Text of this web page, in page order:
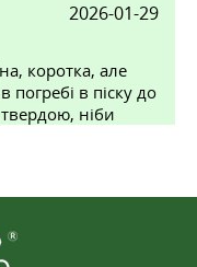
2026-01-29
коротка, але
погребі в піску до
ніби